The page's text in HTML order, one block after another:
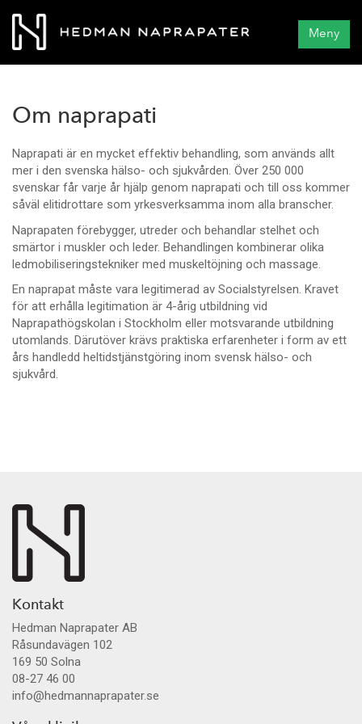
Meny
Om naprapati
Naprapati är en mycket effektiv behandling, som används allt
mer i den svenska hälso- och sjukvården. Över 250 000
svenskar får varje år hjälp genom naprapati och till oss kommer
såväl elitidrottare som yrkesverksamma inom alla branscher.
Naprapaten förebygger, utreder och behandlar stelhet och
smärtor i muskler och leder. Behandlingen kombinerar olika
ledmobiliseringstekniker med muskeltöjning och massage.
En naprapat måste vara legitimerad av Socialstyrelsen. Kravet
för att erhålla legitimation är 4-årig utbildning vid
Naprapathögskolan i Stockholm eller motsvarande utbildning
utomlands. Därutöver krävs praktiska erfarenheter i form av ett
års handledd heltidstjänstgöring inom svensk hälso- och
sjukvård.
Kontakt
Hedman Naprapater AB
Råsundavägen 102
169 50 Solna
08-27 46 00
info@hedmannaprapater.se